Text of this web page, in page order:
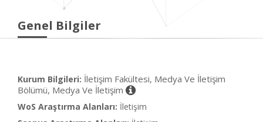
Genel Bilgiler
Kurum Bilgileri: İletişim Fakültesi, Medya Ve İletişim
Bölümü, Medya Ve İletişim
WoS Araştırma Alanları: İletişim